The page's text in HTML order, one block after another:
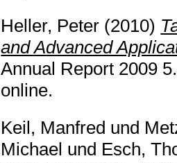
Heller, Peter (2010)
and Advanced
Annual Report 2009
online.
Keil, Manfred und
Michael und Esch,